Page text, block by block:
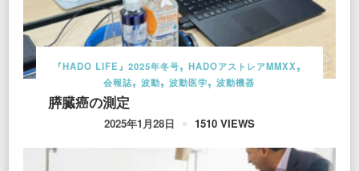
『HADO LIFE』2025年冬号
HADOアストレアMMXX
会報誌
波動 波動医学 波動機器
膵臓癌の測定
2025年1月28日 1510 VIEWS